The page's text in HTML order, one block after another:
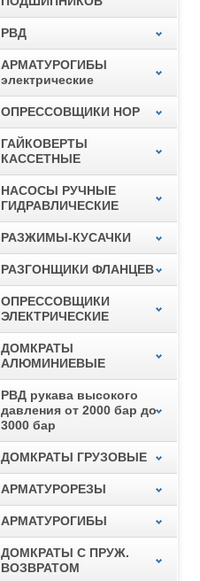
РВД
АРМАТУРОГИБЫ
электрические
ОПРЕССОВЩИКИ НОР
ГАЙКОВЕРТЫ
КАССЕТНЫЕ
НАСОСЫ РУЧНЫЕ
ГИДРАВЛИЧЕСКИЕ
РАЗЖИМЫ-КУСАЧКИ
РАЗГОНЩИКИ ФЛАНЦЕВ
ОПРЕССОВЩИКИ
ЭЛЕКТРИЧЕСКИЕ
ДОМКРАТЫ
АЛЮМИНИЕВЫЕ
РВД рукава высокого
давления от 2000 бар до
3000 бар
ДОМКРАТЫ ГРУЗОВЫЕ
АРМАТУРОРЕЗЫ
АРМАТУРОГИБЫ
ДОМКРАТЫ С ПРУЖ.
ВОЗВРАТОМ